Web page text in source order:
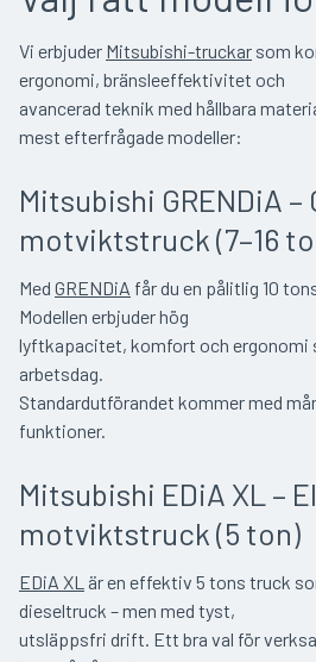
Vi erbjuder Mitsubishi-truckar som
ergonomi, bränsleeffektivitet och
avancerad teknik med hållbara
mest efterfrågade modeller:
Mitsubishi GRENDiA –
motviktstruck (7–16
Med GRENDiA får du en pålitlig 10
Modellen erbjuder hög
lyftkapacitet, komfort och ergonomi
arbetsdag.
Standardutförandet kommer med
funktioner.
Mitsubishi EDiA XL –
motviktstruck (5 ton)
EDiA XL är en effektiv 5 tons truck
dieseltruck – men med tyst,
utsläppsfri drift. Ett bra val för